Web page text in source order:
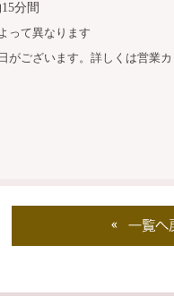
分間
って異なります
がございます。詳しくは営業